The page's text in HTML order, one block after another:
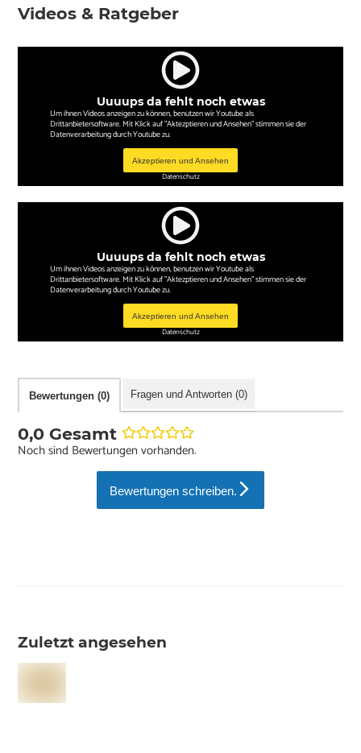
Videos & Ratgeber
Uuuups da fehlt noch etwas
Um ihnen Videos anzeigen zu können, benutzen wir Youtube als
Drittanbietersoftware. Mit Klick auf "Aktezptieren und Ansehen" stimmen sie der
Datenverarbeitung durch Youtube zu.
Akzeptieren und Ansehen
Datenschutz
Uuuups da fehlt noch etwas
Um ihnen Videos anzeigen zu können, benutzen wir Youtube als
Drittanbietersoftware. Mit Klick auf "Aktezptieren und Ansehen" stimmen sie der
Datenverarbeitung durch Youtube zu.
Akzeptieren und Ansehen
Datenschutz
Bewertungen (0) Fragen und Antworten (0)
0,0 Gesamt
Noch sind Bewertungen vorhanden.
Bewertungen schreiben.
Zuletzt angesehen